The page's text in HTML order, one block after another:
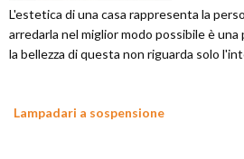
L'estetica di una casa rappresenta la
arredarla nel miglior modo possibile è
la bellezza di questa non riguarda solo
Lampadari a sospensione